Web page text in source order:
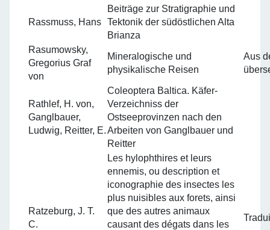
Rassmuss, Hans
Beiträge zur Stratigraphie und
Tektonik der südöstlichen Alta
Brianza
Rasumowsky,
Gregorius Graf
von
Mineralogische und
physikalische Reisen
Aus
Rathlef, H. von,
Ganglbauer,
Ludwig, Reitter, E.
Coleoptera Baltica. Käfer-
Verzeichniss der
Ostseeprovinzen nach den
Arbeiten von Ganglbauer und
Reitter
Ratzeburg, J. T.
C.
Les hylophthires et leurs
ennemis, ou description et
iconographie des insectes les
plus nuisibles aux forets, ainsi
que des autres animaux
causant des dégats dans les